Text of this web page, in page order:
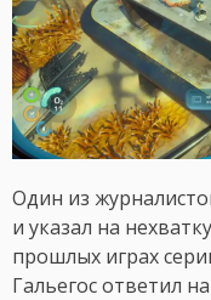
Один из
и указал на
прошлых играх
Гальегос ответил